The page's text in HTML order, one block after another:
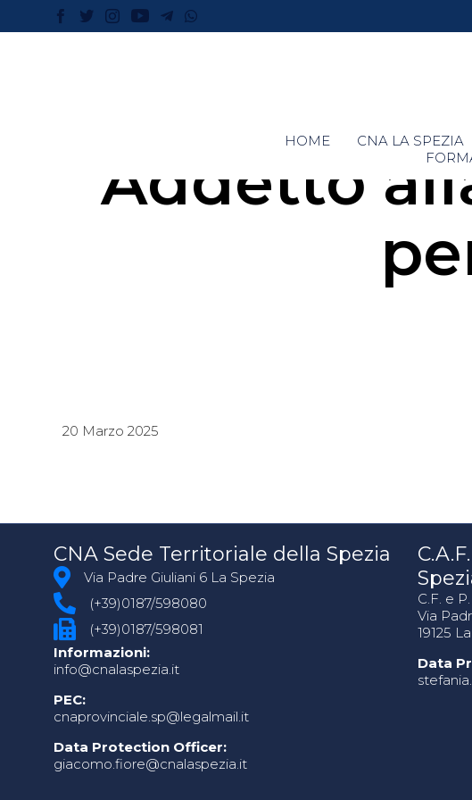
HOME CNA LA SPEZIA
Addetto
20 Marzo 2025
CNA Sede Territoriale della Spezia
Via Padre Giuliani 6 La Spezia
(+39)0187/598080
(+39)0187/598081
Informazioni:
info@cnalaspezia.it
PEC:
cnaprovinciale.sp@legalmail.it
Data Protection Officer:
giacomo.fiore@cnalaspezia.it
C.F. e
Via
19125
Data